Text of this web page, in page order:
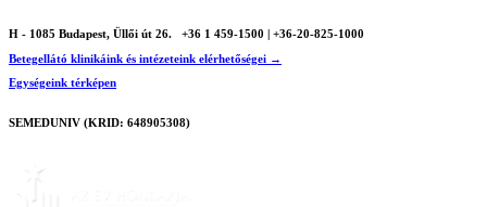
H - 1085 Budapest, Üllői út 26.
+36 1 459-1500 | +36-20-825-1000
Betegellátó klinikáink és intézeteink elérhetőségei →
Egységeink térképen
SEMEDUNIV (KRID: 648905308)